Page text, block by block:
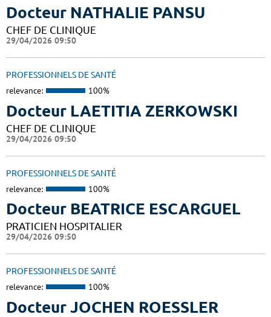
Docteur NATHALIE PANSU
CHEF DE CLINIQUE
29/04/2026 09:50
PROFESSIONNELS DE SANTÉ
relevance: 100%
Docteur LAETITIA ZERKOWSKI
CHEF DE CLINIQUE
29/04/2026 09:50
PROFESSIONNELS DE SANTÉ
relevance: 100%
Docteur BEATRICE ESCARGUEL
PRATICIEN HOSPITALIER
29/04/2026 09:50
PROFESSIONNELS DE SANTÉ
relevance: 100%
Docteur JOCHEN ROESSLER